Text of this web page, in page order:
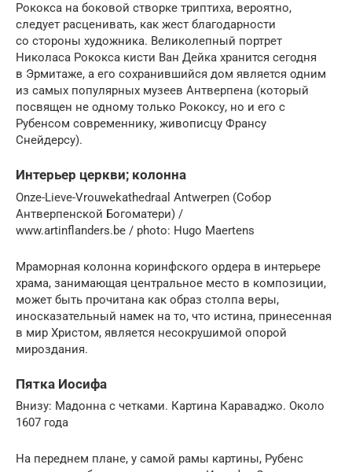
Рококса на боковой створке триптиха, вероятно,
следует расценивать, как жест благо­дарности
со стороны художника. Великолепный портрет
Николаса Рококса кисти Ван Дейка хранится сегодня
в Эрмитаже, а его сохранившийся дом является одним
из самых популярных музеев Антверпена (который
посвящен не одному только Рококсу, но и его с
Рубенсом современнику, живописцу Франсу
Снейдерсу).
Интерьер церкви; колонна
Onze-Lieve-Vrouwekathedraal Antwerpen (Собор
Антверпенской Богоматери) /
www.artinflanders.be / photo: Hugo Maertens
Мраморная колонна коринфского ордера в интерьере
храма, занимающая центральное место в композиции,
может быть прочитана как образ столпа веры,
иносказательный намек на то, что истина, принесенная
в мир Христом, является несокрушимой опорой
мироздания.
Пятка Иосифа
Внизу: Мадонна с четками. Картина Караваджо. Около
1607 года
На переднем плане, у самой рамы картины, Рубенс